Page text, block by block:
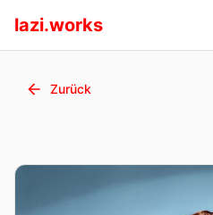
lazi.works
Zurück